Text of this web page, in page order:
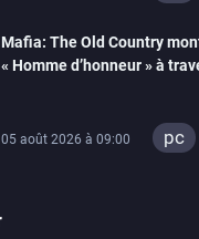
Mafia: The Old Country
« Homme d’honneur » à
05 août 2026 à 09:00 pc